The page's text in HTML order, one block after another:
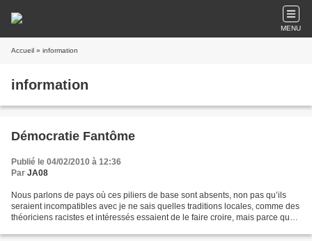
MENU
Accueil » information
information
Démocratie Fantôme
Publié le 04/02/2010 à 12:36
Par JA08
Nous parlons de pays où ces piliers de base sont absents, non pas qu’ils
seraient incompatibles avec je ne sais quelles traditions locales, comme des
théoriciens racistes et intéressés essaient de le faire croire, mais parce que